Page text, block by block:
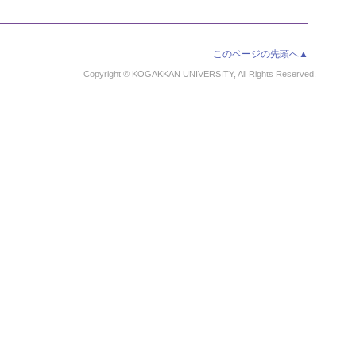
このページの先頭へ▲
Copyright © KOGAKKAN UNIVERSITY, All Rights Reserved.